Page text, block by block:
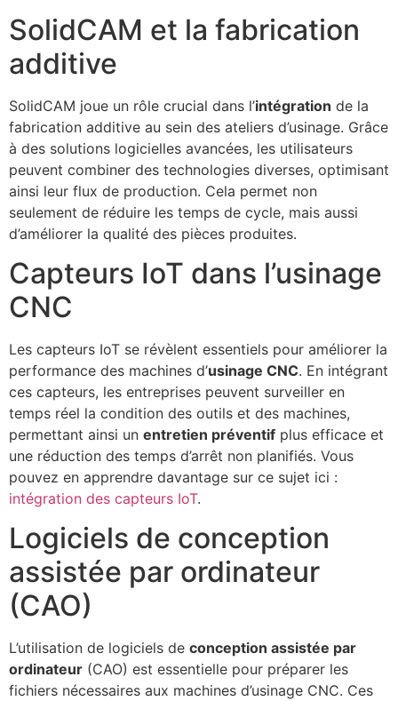
SolidCAM et la fabrication
additive
SolidCAM joue un rôle crucial dans l’intégration de la
fabrication additive au sein des ateliers d’usinage. Grâce
à des solutions logicielles avancées, les utilisateurs
peuvent combiner des technologies diverses, optimisant
ainsi leur flux de production. Cela permet non
seulement de réduire les temps de cycle, mais aussi
d’améliorer la qualité des pièces produites.
Capteurs IoT dans l’usinage
CNC
Les capteurs IoT se révèlent essentiels pour améliorer la
performance des machines d’usinage CNC. En intégrant
ces capteurs, les entreprises peuvent surveiller en
temps réel la condition des outils et des machines,
permettant ainsi un entretien préventif plus efficace et
une réduction des temps d’arrêt non planifiés. Vous
pouvez en apprendre davantage sur ce sujet ici :
intégration des capteurs IoT.
Logiciels de conception
assistée par ordinateur
(CAO)
L’utilisation de logiciels de conception assistée par
ordinateur (CAO) est essentielle pour préparer les
fichiers nécessaires aux machines d’usinage CNC. Ces